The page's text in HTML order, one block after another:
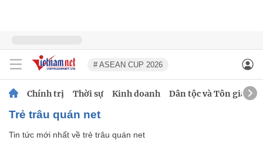
# ASEAN CUP 2026
Chính trị Thời sự Kinh doanh Dân tộc và Tôn giáo
trẻ trâu quán net
Tin tức mới nhất về trẻ trâu quán net